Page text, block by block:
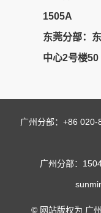
1505A
东莞分部：
中心2号楼50
广州分部：+86
广州分部：
© 网站版权为 广